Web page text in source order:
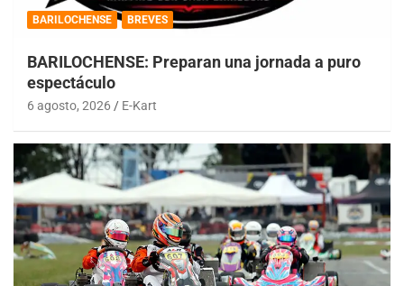
BARILOCHENSE BREVES
BARILOCHENSE: Preparan una jornada a puro
espectáculo
6 agosto, 2026 E-Kart